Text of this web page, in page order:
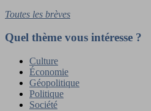
Toutes les brèves
Quel thème vous intéresse ?
Culture
Économie
Géopolitique
Politique
Société